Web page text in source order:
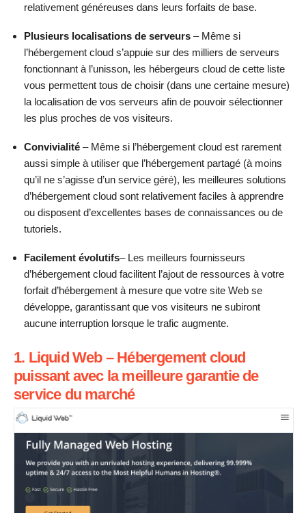
relativement généreuses dans leurs forfaits de base.
Plusieurs localisations de serveurs – Même si
l’hébergement cloud s’appuie sur des milliers de serveurs
fonctionnant à l’unisson, les hébergeurs cloud de cette liste
vous permettent tous de choisir (dans une certaine mesure)
la localisation de vos serveurs afin de pouvoir sélectionner
les plus proches de vos visiteurs.
Convivialité – Même si l’hébergement cloud est rarement
aussi simple à utiliser que l’hébergement partagé (à moins
qu’il ne s’agisse d’un service géré), les meilleures solutions
d’hébergement cloud sont relativement faciles à apprendre
ou disposent d’excellentes bases de connaissances ou de
tutoriels.
Facilement évolutifs– Les meilleurs fournisseurs
d’hébergement cloud facilitent l’ajout de ressources à votre
forfait d’hébergement à mesure que votre site Web se
développe, garantissant que vos visiteurs ne subiront
aucune interruption lorsque le trafic augmente.
1. Liquid Web – Hébergement cloud
puissant avec la meilleure garantie de
service du marché